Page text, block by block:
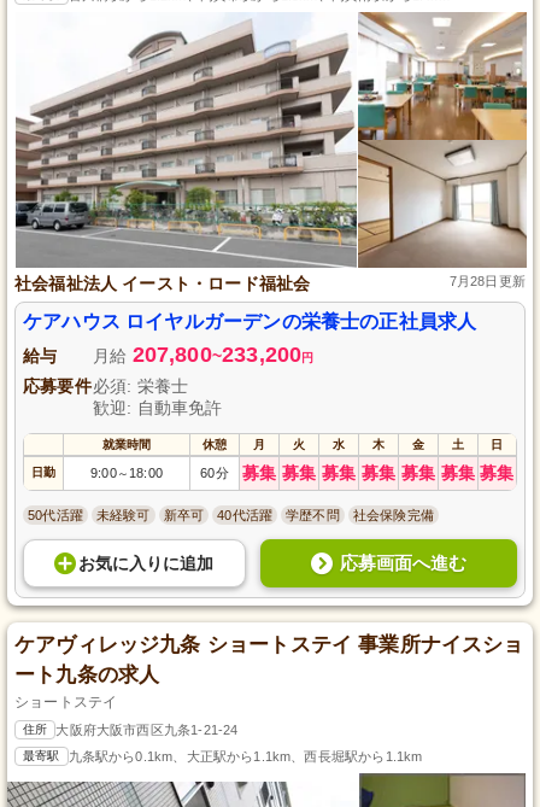
社会福祉法人 イースト・ロード福祉会 7月28日更新
ケアハウス ロイヤルガーデンの栄養士の正社員求人
給与 月給 207,800~233,200円
応募要件必須: 栄養士
歓迎: 自動車免許
就業時間 休憩 月 火 水 木 金 土 日
日勤 9:00～ 18:00 60分 募集 募集 募集 募集 募集 募集 募集
50代活躍 未経験可 新卒可 40代活躍 学歴不問 社会保険完備
お気に入り に追加 応募画面へ進む
ケアヴィレッジ九条 ショートステイ 事業所ナイスショ
ート九条の求人
ショートステイ
住所 大阪府大阪市西区九条1-21-24
最寄駅 九条駅から0.1km、大正駅から1.1km、西長堀駅から1.1km